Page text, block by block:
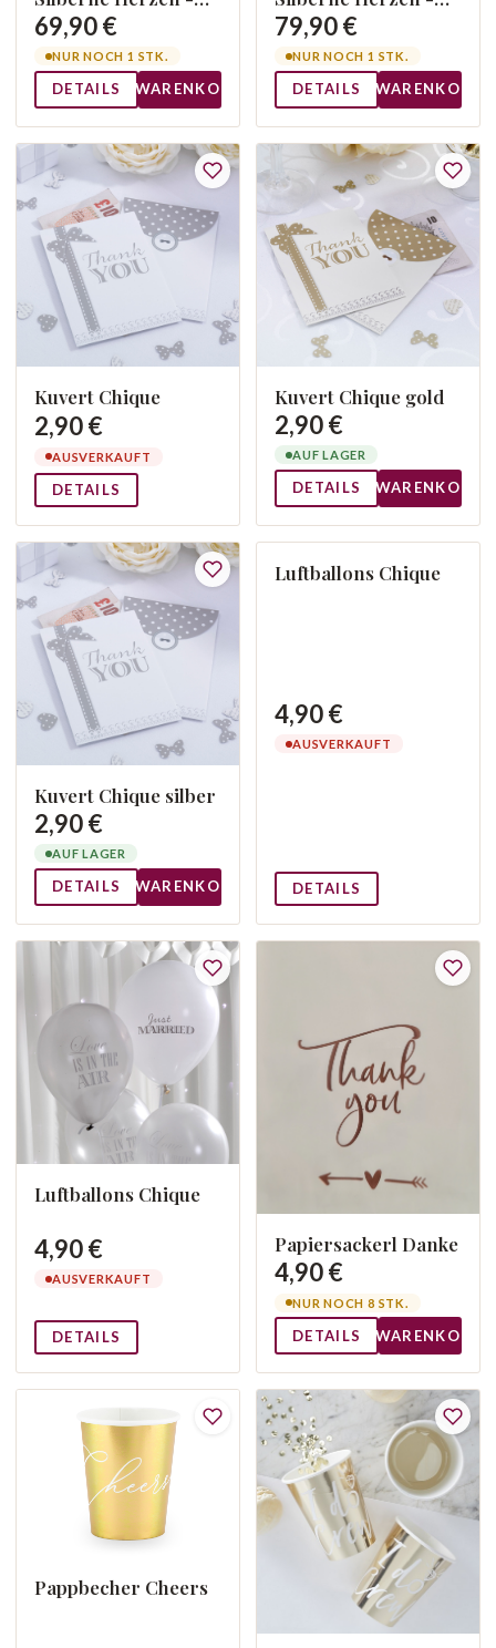
Quader
69,90 €
NUR NOCH 1 STK.
DETAILS WARENKORB
Welle
79,90 €
NUR NOCH 1 STK.
DETAILS WARENKORB
Kuvert Chique
2,90 €
AUSVERKAUFT
DETAILS
Kuvert Chique gold
2,90 €
AUF LAGER
DETAILS WARENKORB
Kuvert Chique silber
2,90 €
AUF LAGER
DETAILS WARENKORB
Luftballons Chique
4,90 €
AUSVERKAUFT
DETAILS
Luftballons Chique
4,90 €
AUSVERKAUFT
DETAILS
Papiersackerl Danke
4,90 €
NUR NOCH 8 STK.
DETAILS WARENKORB
Pappbecher Cheers